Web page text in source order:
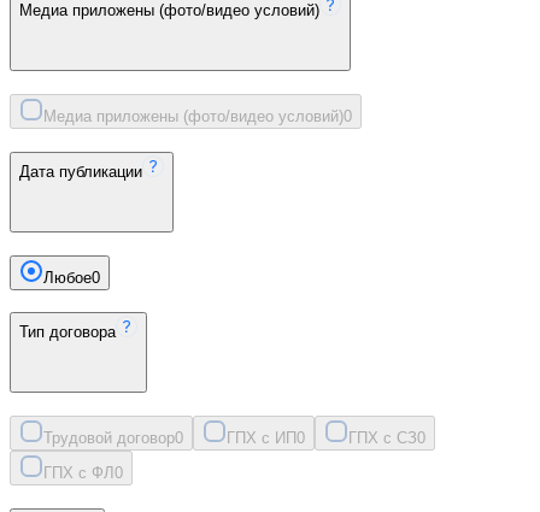
Медиа приложены (фото/видео условий)
Медиа приложены (фото/видео условий)0
Дата публикации
Любое0
Тип договора
Трудовой договор0 ГПХ с ИП0 ГПХ с СЗ0
ГПХ с ФЛ 0